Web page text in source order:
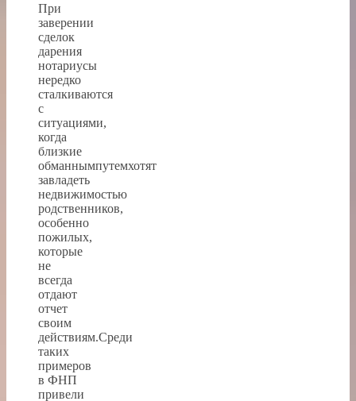
При
заверении
сделок
дарения
нотариусы
нередко
сталкиваются
с
ситуациями,
когда
близкие
обманнымпутемхотят
завладеть
недвижимостью
родственников,
особенно
пожилых,
которые
не
всегда
отдают
отчет
своим
действиям.Среди
таких
примеров
в ФНП
привели